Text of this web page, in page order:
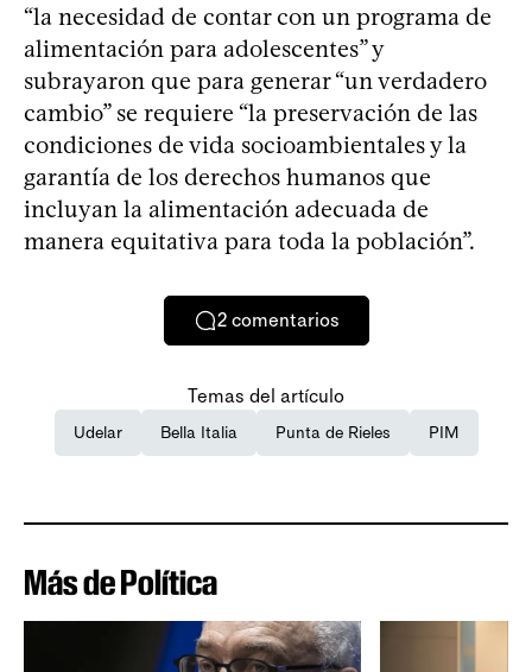
“la necesidad de contar con un programa de
alimentación para adolescentes” y
subrayaron que para generar “un verdadero
cambio” se requiere “la preservación de las
condiciones de vida socioambientales y la
garantía de los derechos humanos que
incluyan la alimentación adecuada de
manera equitativa para toda la población”.
2 comentarios
Temas del artículo
Udelar Bella Italia Punta de Rieles PIM
Más de Política